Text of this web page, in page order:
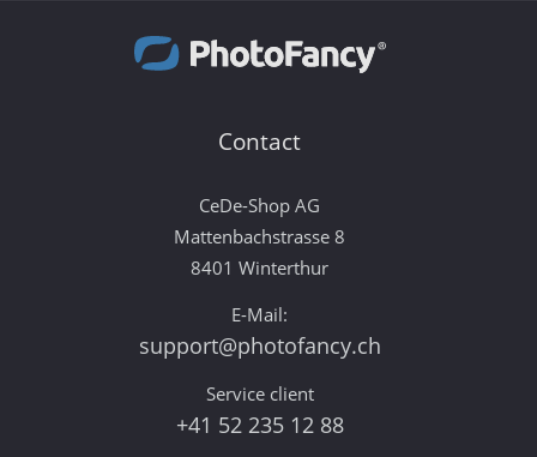
Contact
CeDe-Shop AG
Mattenbachstrasse 8
8401 Winterthur
E-Mail:
support@photofancy.ch
Service client
+41 52 235 12 88